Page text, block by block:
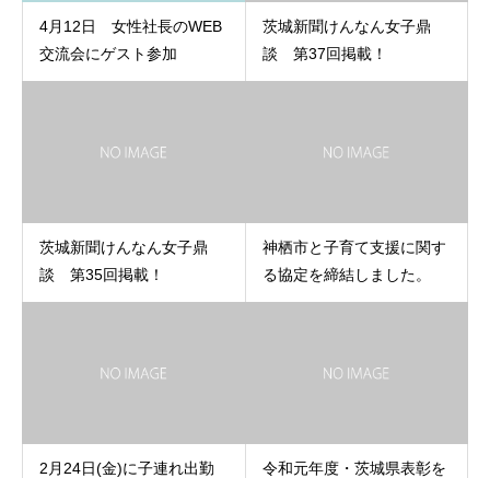
4月12日 女性社長のWEB
交流会にゲスト参加
茨城新聞けんなん女子鼎
談 第37回掲載！
茨城新聞けんなん女子鼎
談 第35回掲載！
神栖市と子育て支援に関す
る協定を締結しました。
2月24日(金)に子連れ出勤
令和元年度・茨城県表彰を